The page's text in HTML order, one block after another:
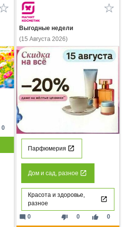
0
Выгодные недели
(15 Августа 2026)
Парфюмерия
Дом и сад, разное
Красота и здоровье,
разное
thumb_down 0 thumb_up 0
mode_comment 0